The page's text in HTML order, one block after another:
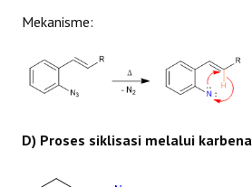
Mekanisme:
D) Proses siklisasi melalui karbena